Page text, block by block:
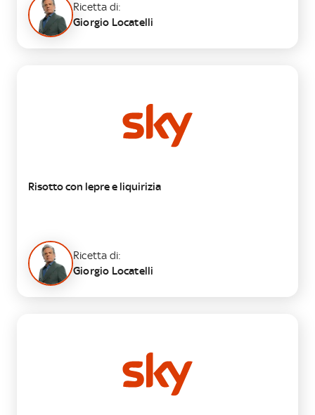
Ricetta di:
Giorgio Locatelli
Risotto con lepre e liquirizia
Ricetta di:
Giorgio Locatelli